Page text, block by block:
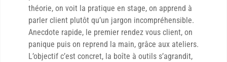
théorie, on voit la pratique en stage, on apprend à
parler client plutôt qu’un jargon incompréhensible.
Anecdote rapide, le premier rendez vous client, on
panique puis on reprend la main, grâce aux ateliers.
L’objectif c’est concret, la boîte à outils s’agrandit,